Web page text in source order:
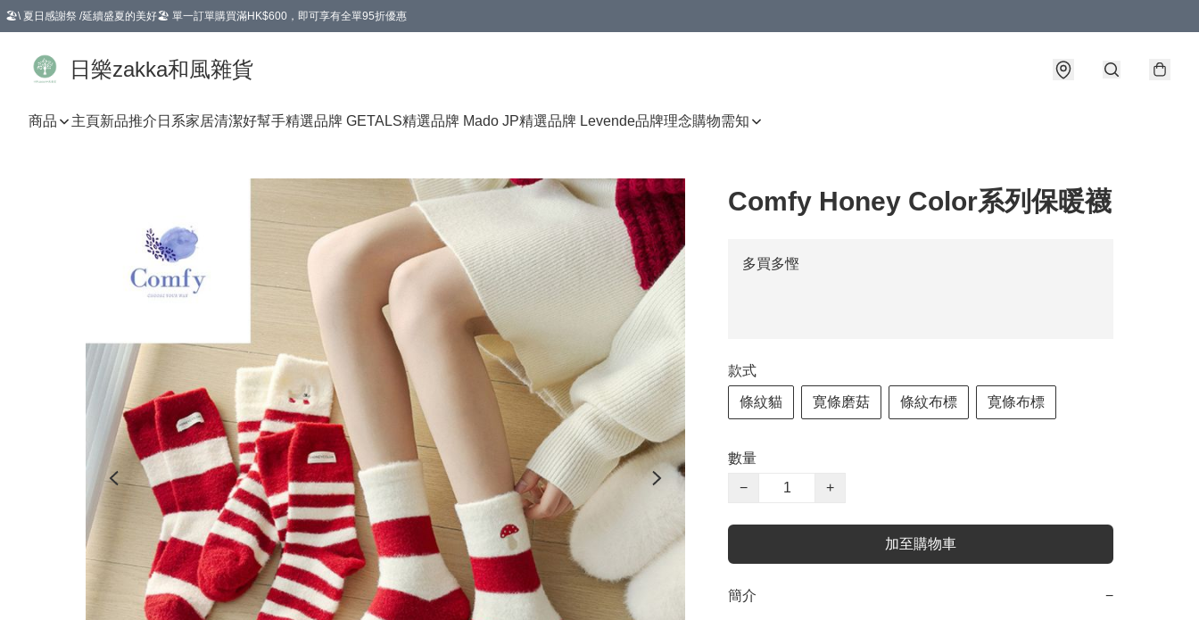
🏖️\ 夏日感謝祭 /延續盛夏的美好🏖️ 單一訂單購買滿HK$600，即可享有全單95折優惠
日樂zakka和風雜貨
商品 主頁新品推介 日系家居清潔好幫手精選品牌 GETALS精選品牌 Mado JP精選品牌 Levende品牌理念購物需知
Comfy Honey Color系列保暖襪
多買多慳
款式
條紋貓 寛條磨菇 條紋布標 寛條布標
數量
−
+
加至購物車
簡介 −